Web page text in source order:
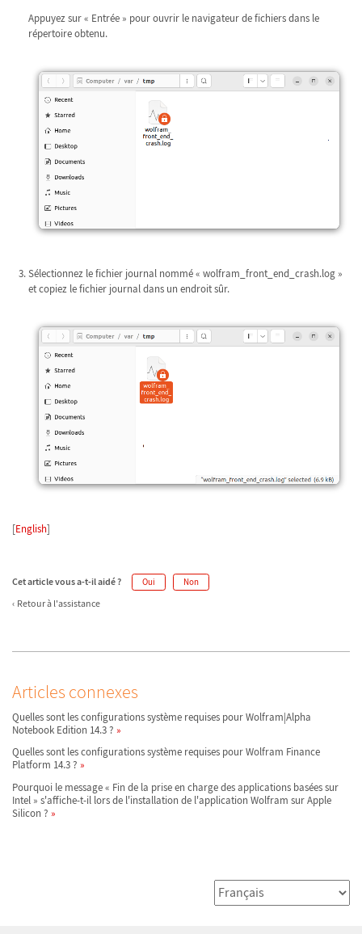
Appuyez sur « Entrée » pour ouvrir le navigateur de fichiers dans le
répertoire obtenu.
Sélectionnez le fichier journal nommé « wolfram_front_end_crash.log »
et copiez le fichier journal dans un endroit sûr.
[English]
Cet article vous a-t-il aidé ? Oui Non
Retour à l'assistance
Articles connexes
Quelles sont les configurations système requises pour Wolfram|Alpha
Notebook Edition 14.3 ?
Quelles sont les configurations système requises pour Wolfram Finance
Platform 14.3 ?
Pourquoi le message « Fin de la prise en charge des applications basées sur
Intel » s'affiche-t-il lors de l'installation de l'application Wolfram sur Apple
Silicon ?